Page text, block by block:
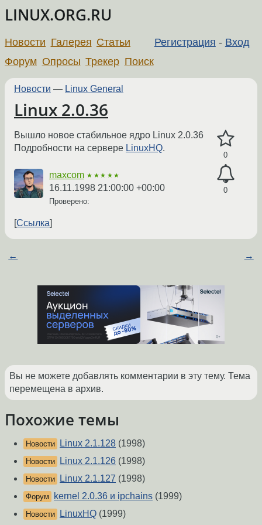
LINUX.ORG.RU
Регистрация - Вход
Новости Галерея Статьи
Форум Опросы Трекер Поиск
Новости — Linux General
Linux 2.0.36
0
0
Вышло новое стабильное ядро Linux 2.0.36
Подробности на сервере LinuxHQ.
maxcom ★★★★★
16.11.1998 21:00:00 +00:00
Проверено:
Ссылка
← →
Вы не можете добавлять комментарии в эту тему. Тема
перемещена в архив.
Похожие темы
Новости Linux 2.1.128 (1998)
Новости Linux 2.1.126 (1998)
Новости Linux 2.1.127 (1998)
Форум kernel 2.0.36 и ipchains (1999)
Новости LinuxHQ (1999)